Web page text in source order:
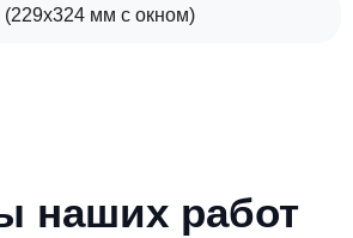
мм с окном)
наших работ